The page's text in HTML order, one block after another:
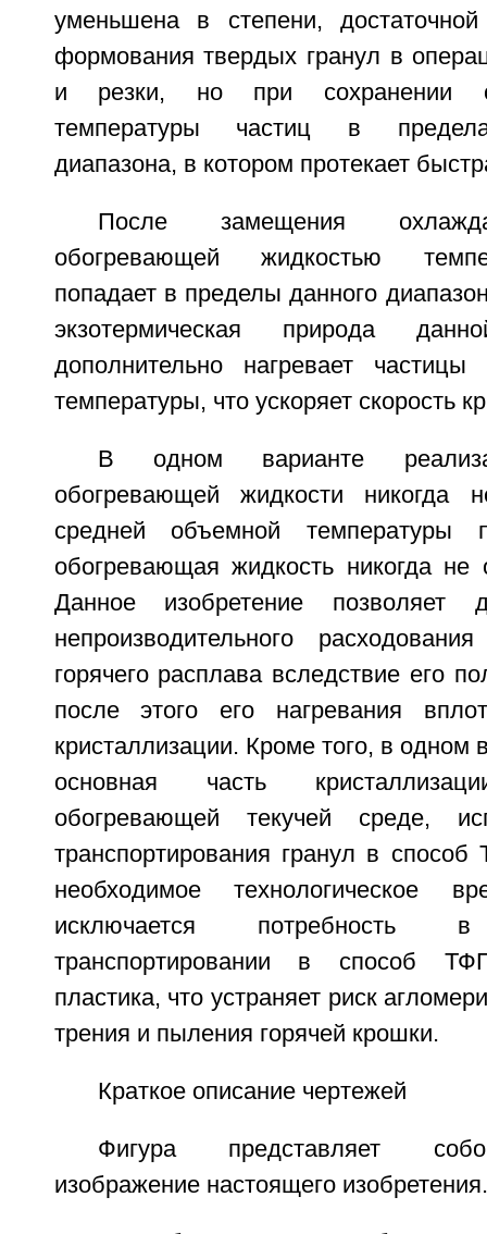
уменьшена в степени,
формования твердых гранул в
и резки, но при сохранении
температуры частиц в
диапазона, в котором протекает
После замещения
обогревающей жидкостью
попадает в пределы данного
экзотермическая природа
дополнительно нагревает
температуры, что ускоряет скорость
В одном варианте
обогревающей жидкости никогда
средней объемной температуры
обогревающая жидкость никогда не
Данное изобретение позволяет
непроизводительного
горячего расплава вследствие его
после этого его нагревания
кристаллизации. Кроме того, в одном
основная часть
обогревающей текучей среде,
транспортирования гранул в
необходимое технологическое
исключается потребность в
транспортировании в способ
пластика, что устраняет риск
трения и пыления горячей крошки.
Краткое описание чертежей
Фигура представляет
изображение настоящего изобретения.